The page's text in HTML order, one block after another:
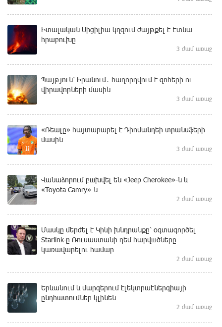
Իտալական Սիցիլիա կղզում ժայթքել է Էտնա
հրաբուխը
3 ժամ առաջ
Պայթյուն՝ Իրանում․ հաղորդվում է զոհերի ու
վիրավորների մասին
3 ժամ առաջ
«Ռեալը» հայտարարել է Դիոմանդեի տրանսֆերի
մասին
3 ժամ առաջ
Վանաձորում բшխվել են «Jeep Cherokee»-ն և
«Toyota Camry»-ն
2 ժամ առաջ
Մասկը մերժել է Կիևի խնդրանքը՝ օգտագործել
Starlink-ը Ռուսաստանի դեմ հարվшծները
կառավարելու համար
2 ժամ առաջ
Երևանում և մարզերում էլեկտրաէներգիայի
ընդհատումներ կլինեն
2 ժամ առաջ